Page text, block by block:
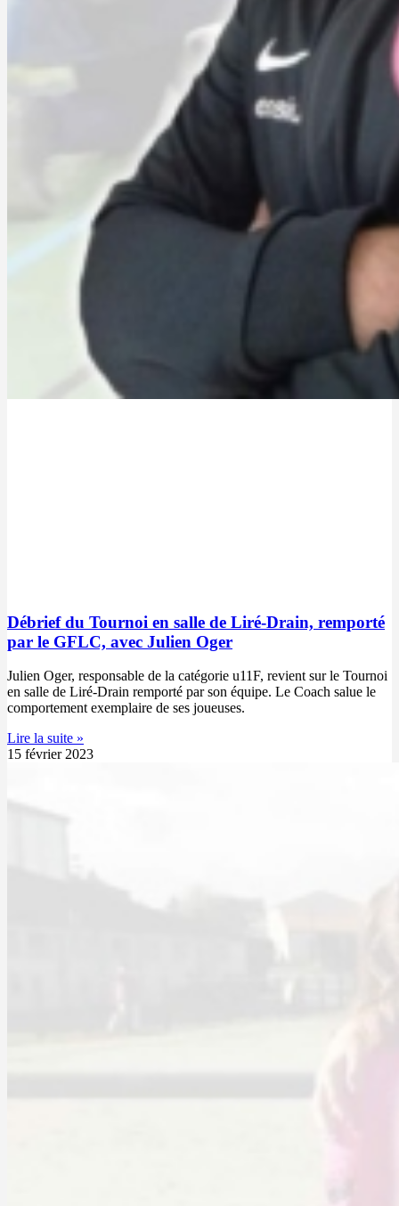
Débrief du Tournoi en salle de Liré-Drain, remporté
par le GFLC, avec Julien Oger
Julien Oger, responsable de la catégorie u11F, revient sur le Tournoi
en salle de Liré-Drain remporté par son équipe. Le Coach salue le
comportement exemplaire de ses joueuses.
Lire la suite »
15 février 2023